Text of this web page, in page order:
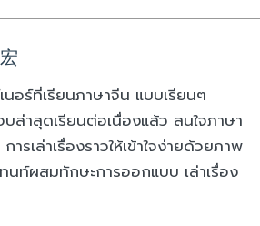
อร์ที่เรียนภาษาจีน แบบเรียนๆ
ล่าสุดเรียนต่อเนื่องแล้ว สนใจภาษา
ารเล่าเรื่องราวให้เข้าใจง่ายด้วยภาพ
นท์ผสมทักษะการออกแบบ เล่าเรื่อง